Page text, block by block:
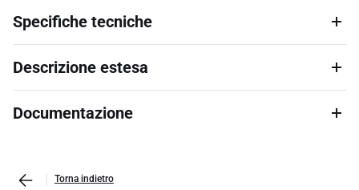
Specifiche tecniche
Descrizione estesa
Documentazione
Torna indietro